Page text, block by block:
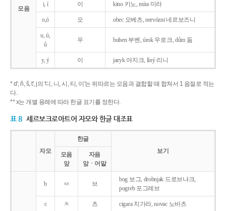
모음
i, í 이 kino 키노, míra 미라
o,ó 오 obec 오베츠, nervózni 네르보즈니
u, ú,
ů
우 buben 부벤, úrok 우로크, dům 둠
y, ý 이 jazyk야지크, líný 리니
* d', ň, š, t', j의 '디, 니, 시, 티, 이'는 뒤따르는 모음과 결합할 때 합쳐서 1 음절로 적는
다.
** x는 개별 용례에 따라 한글 표기를 정한다.
표 8 세르보크로아트어 자모와 한글 대조표
자모
한글
보기
모음
앞
자음
앞ㆍ어말
b ㅂ 브
bog 보그, drobnjak 드로브냐크,
pogreb 포그레브
c ㅊ 츠 cigara 치가라, novac 노바츠